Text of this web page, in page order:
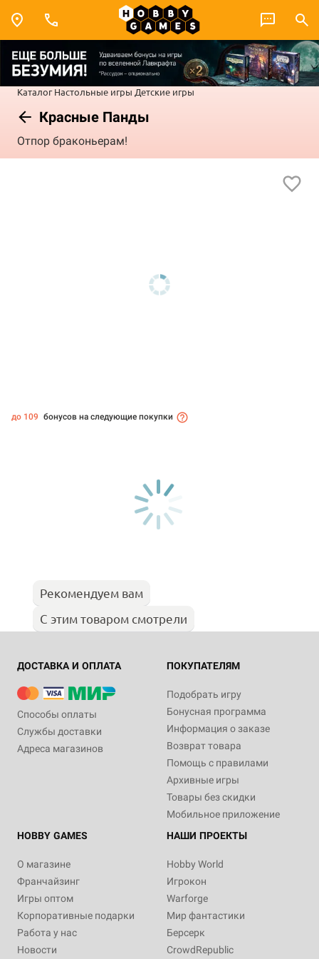
Каталог Настольные игры Детские игры
Красные Панды
Отпор браконьерам!
до 109 бонусов на следующие покупки
Рекомендуем вам
С этим товаром смотрели
ДОСТАВКА И ОПЛАТА
Способы оплаты
Службы доставки
Адреса магазинов
ПОКУПАТЕЛЯМ
Подобрать игру
Бонусная программа
Информация о заказе
Возврат товара
Помощь с правилами
Архивные игры
Товары без скидки
Мобильное приложение
HOBBY GAMES
О магазине
Франчайзинг
Игры оптом
Корпоративные подарки
Работа у нас
Новости
НАШИ ПРОЕКТЫ
Hobby World
Игрокон
Warforge
Мир фантастики
Берсерк
CrowdRepublic